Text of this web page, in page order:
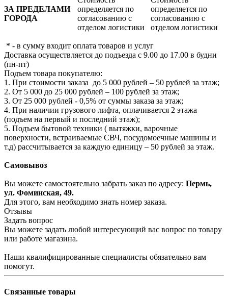
ЗА ПРЕДЕЛАМИ
ГОРОДА
определяется по
согласованию с
отделом логистики
определяется по
согласованию с
отделом логистики
* - в сумму входит оплата товаров и услуг
Доставка осуществляется до подъезда с 9.00 до 17.00 в будни
(пн-пт)
Подъем товара покупателю:
1. При стоимости заказа до 5 000 рублей – 50 рублей за этаж;
2. От 5 000 до 25 000 рублей – 100 рублей за этаж;
3. От 25 000 рублей - 0,5% от суммы заказа за этаж;
4. При наличии грузового лифта, оплачивается 2 этажа
(подъем на первый и последний этаж);
5. Подъем бытовой техники ( вытяжки, варочные
поверхности, встраиваемые СВЧ, посудомоечные машины и
т.д) рассчитывается за каждую единицу – 50 рублей за этаж.
Самовывоз
Вы можете самостоятельно забрать заказ по адресу: Пермь,
ул. Фоминская, 49.
Для этого, вам необходимо знать номер заказа.
Отзывы
Задать вопрос
Вы можете задать любой интересующий вас вопрос по товару
или работе магазина.
Наши квалифицированные специалисты обязательно вам
помогут.
Связанные товары